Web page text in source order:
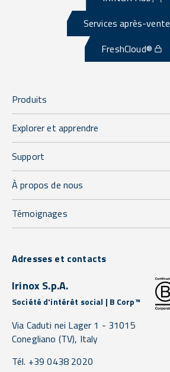
Services après-vente
FreshCloud®
Produits
Explorer et apprendre
Support
À propos de nous
Témoignages
Adresses et contacts
Irinox S.p.A.
Société d'intérêt social | B Corp™
Via Caduti nei Lager 1 - 31015
Conegliano (TV), Italy
Tél. +39 0438 2020